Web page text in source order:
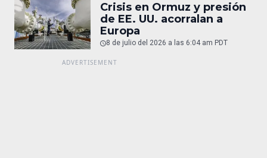
Crisis en Ormuz y presión
de EE. UU. acorralan a
Europa
8 de julio del 2026 a las 6:04 am PDT